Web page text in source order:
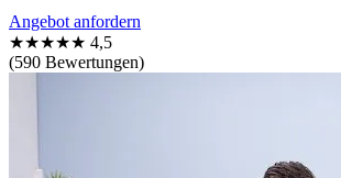
Angebot anfordern
★★★★★ 4,5
(590 Bewertungen)